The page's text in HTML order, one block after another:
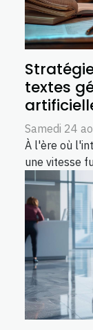
textes
Samedi 24
À l'ère où
une vitesse